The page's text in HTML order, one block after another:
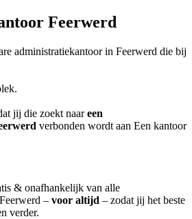
Feerwerd
administratiekantoor in Feerwerd die bij
jij die zoekt naareen
verbonden wordt aan Een kantoor
& onafhankelijk van alle
– voor altijd – zodat jij het beste
verder.